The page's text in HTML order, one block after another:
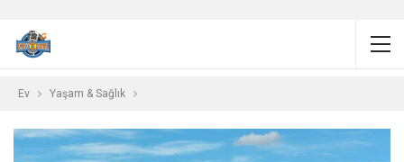
Ev Yaşam & Sağlık